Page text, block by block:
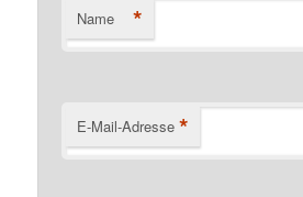
Name *
E-Mail-Adresse *